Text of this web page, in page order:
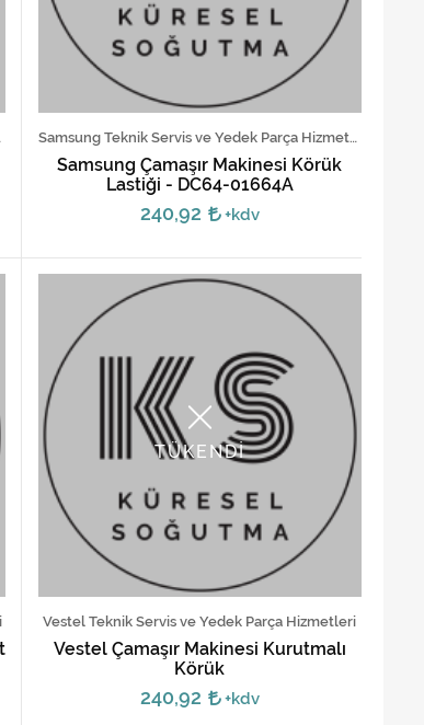
Samsung Teknik Servis ve Yedek Parça Hizmetleri
Samsung Çamaşır Makinesi Körük
Lastiği - DC64-01664A
240,92 +kdv
TÜKENDİ
Vestel Teknik Servis ve Yedek Parça Hizmetleri
Vestel Çamaşır Makinesi Kurutmalı
Körük
240,92 +kdv